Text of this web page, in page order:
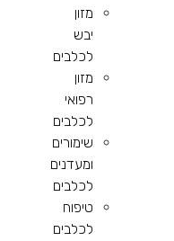
מזון
יבש
לכלבים
מזון
רפואי
לכלבים
שימורים
ומעדנים
לכלבים
טיפוח
לכלבים